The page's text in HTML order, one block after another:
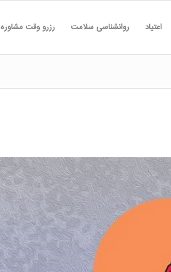
اعتیاد روانشناسی سلامت رزرو وقت مشاوره